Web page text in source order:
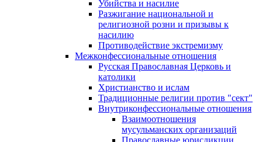
Убийства и насилие
Разжигание национальной и
религиозной розни и призывы к
насилию
Противодействие экстремизму
Межконфессиональные отношения
Русская Православная Церковь и
католики
Христианство и ислам
Традиционные религии против "сект"
Внутриконфессиональные отношения
Взаимоотношения
мусульманских организаций